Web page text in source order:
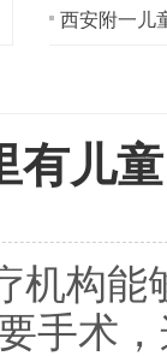
西安附一儿
有儿
机构
手术